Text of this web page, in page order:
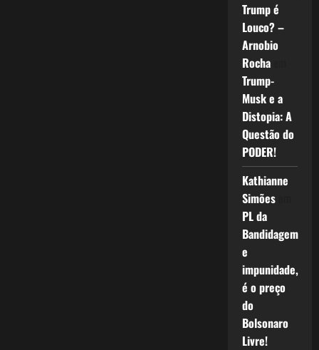
Trump é
Louco? –
Arnobio
Rochaem
Trump-
Musk e a
Distopia: A
Questão do
PODER!
Kathianne
Simõesem
PL da
Bandidagem
e
impunidade,
é o preço
do
Bolsonaro
Livre!